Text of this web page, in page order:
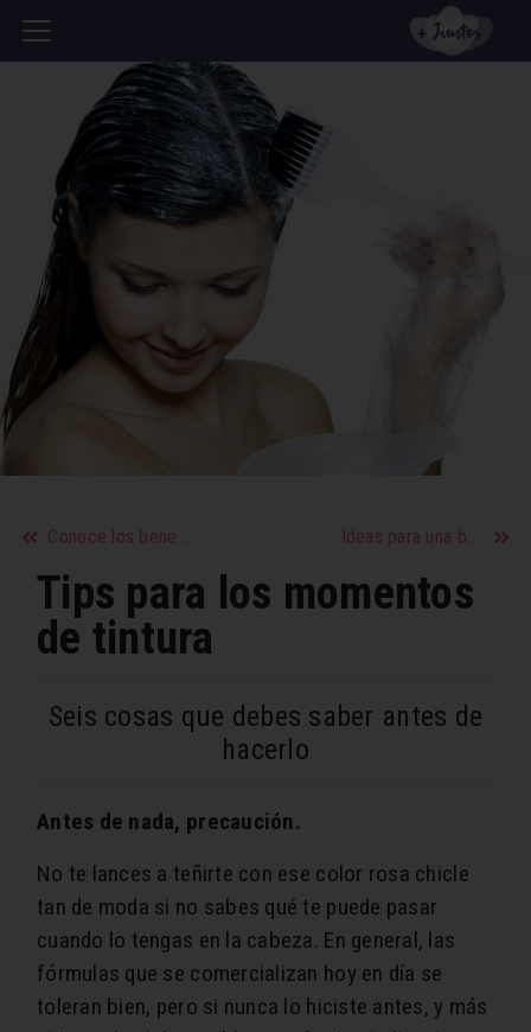
Conoce los beneficios y propiedades de las lentejas Ideas para una boda divertida y original
Tips para los momentos
de tintura
Seis cosas que debes saber antes de
hacerlo
Antes de nada, precaución.
No te lances a teñirte con ese color rosa chicle
tan de moda si no sabes qué te puede pasar
cuando lo tengas en la cabeza. En general, las
fórmulas que se comercializan hoy en día se
toleran bien, pero si nunca lo hiciste antes, y más